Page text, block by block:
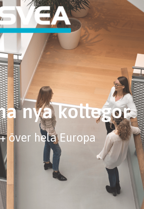
nya kollegor
över hela Europa